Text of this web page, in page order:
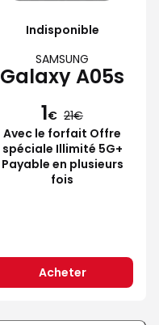
Indisponible
SAMSUNG
Galaxy A05s
1€ 21
Avec le forfait Offre
spéciale Illimité 5G+
Payable en plusieurs
fois
Acheter